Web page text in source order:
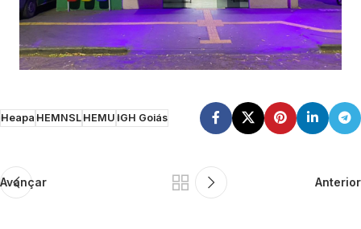
Heapa HEMNSLHEMU IGH Goiás
Avançar Anterior